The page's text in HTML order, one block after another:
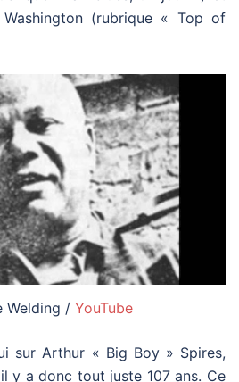
(rubrique « Top of
Welding / YouTube
sur Arthur « Big Boy » Spires,
y a donc tout juste 107 ans. Ce